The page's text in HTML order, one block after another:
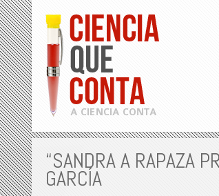
“SANDRA A RAPAZA
GARCÍA